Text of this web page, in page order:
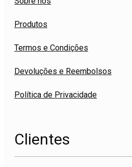
Produtos
Termos e Condições
Devoluções e Reembolsos
Política de Privacidade
Clientes